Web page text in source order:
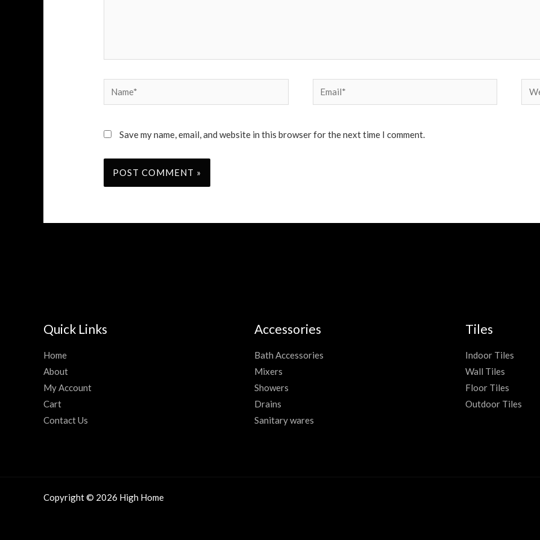
Name* Email*
Save my name, email, and website in this browser for the next time I comment.
Quick Links
Home
About
My Account
Cart
Contact Us
Accessories
Bath Accessories
Mixers
Showers
Drains
Sanitary wares
Tiles
Indoor Tiles
Wall Tiles
Floor Tiles
Outdoor Tiles
Copyright © 2026 High Home